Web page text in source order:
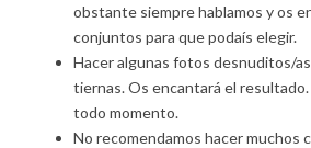
obstante siempre hablamos y os
conjuntos para que podaís elegir.
Hacer algunas fotos desnuditos/
tiernas. Os encantará el
todo momento.
No recomendamos hacer muchos